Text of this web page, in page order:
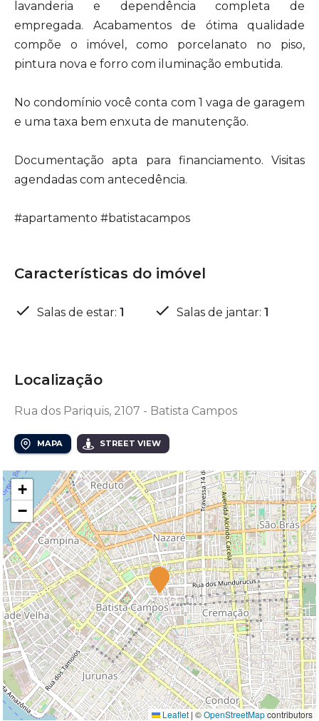
lavanderia e dependência completa de
empregada. Acabamentos de ótima qualidade
compõe o imóvel, como porcelanato no piso,
pintura nova e forro com iluminação embutida.
No condomínio você conta com 1 vaga de garagem
e uma taxa bem enxuta de manutenção.
Documentação apta para financiamento. Visitas
agendadas com antecedência.
#apartamento #batistacampos
Características do imóvel
Salas de estar: 1 Salas de jantar: 1
Localização
Rua dos Pariquis, 2107 - Batista Campos
MAPA STREET VIEW
+
−
Leaflet |©OpenStreetMapcontributors